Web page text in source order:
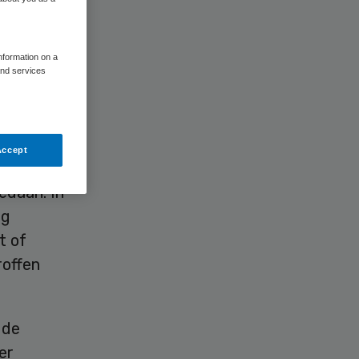
in
In
of
on a
services